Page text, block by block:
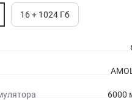
16 + 1024 Гб
6000